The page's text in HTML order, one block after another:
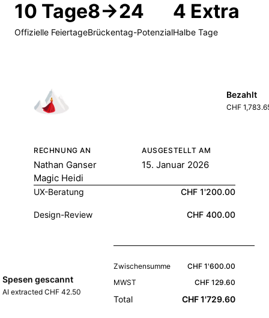
10 Tage
Offizielle Feiertage
8→24
Brückentag-Potenzial
4 Extra
Halbe Tage
RECHNUNG AN
Nathan Ganser
Magic Heidi
AUSGESTELLT AM
15. Januar 2026
UX-Beratung CHF 1'200.00
Design-Review CHF 400.00
Zwischensumme
CHF 1'600.00
MWST
CHF 129.60
Total CHF 1'729.60
Bezahlt
CHF
Spesen gescannt
AI extracted CHF 42.50